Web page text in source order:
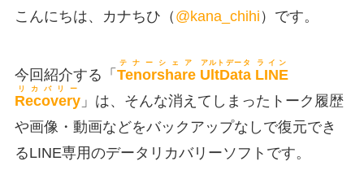
こんにちは、カナちひ（ @kana_chihi ）です。
今回紹介する「 Tenorshare
テナーシェア
UltData
アルトデータ
LINE
ライン
Recovery
リカバリー
」は、そんな消えてしまったトーク履歴
や画像・動画などをバックアップなしで復元でき
るLINE専用のデータリカバリーソフトです。